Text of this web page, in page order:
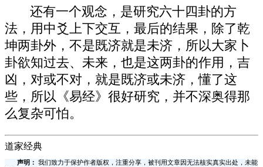
还有一个观念，是研究六十四卦的方
法，用中爻上下交互，最后的结果，除了乾
坤两卦外，不是既济就是未济，所以大家卜
卦欲知过去、未来，也是这两卦的作用，吉
凶，对或不对，就是既济或未济，懂了这
些，所以《易经》很好研究，并不深奥得那
么复杂可怕。
道家经典
声明：
我们致力于保护作者版权，注重分享，被刊用文章因无法核实真实出处，未能